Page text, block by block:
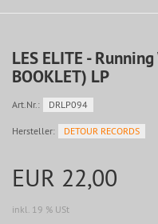
LES ELITE -
BOOKLET) LP
Art.Nr.: DRLP094
Hersteller: DETOUR RECORDS
EUR 22,00
inkl. 19 % USt